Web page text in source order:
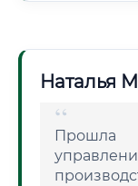
Наталья
Прошла